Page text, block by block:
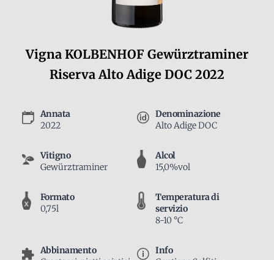
Vigna KOLBENHOF Gewürztraminer
Riserva Alto Adige DOC 2022
Annata
2022
Denominazione
Alto Adige DOC
Vitigno
Gewürztraminer
Alcol
15,0%vol
Formato
0,75l
Temperatura di
servizio
8-10 °C
Abbinamento
Info